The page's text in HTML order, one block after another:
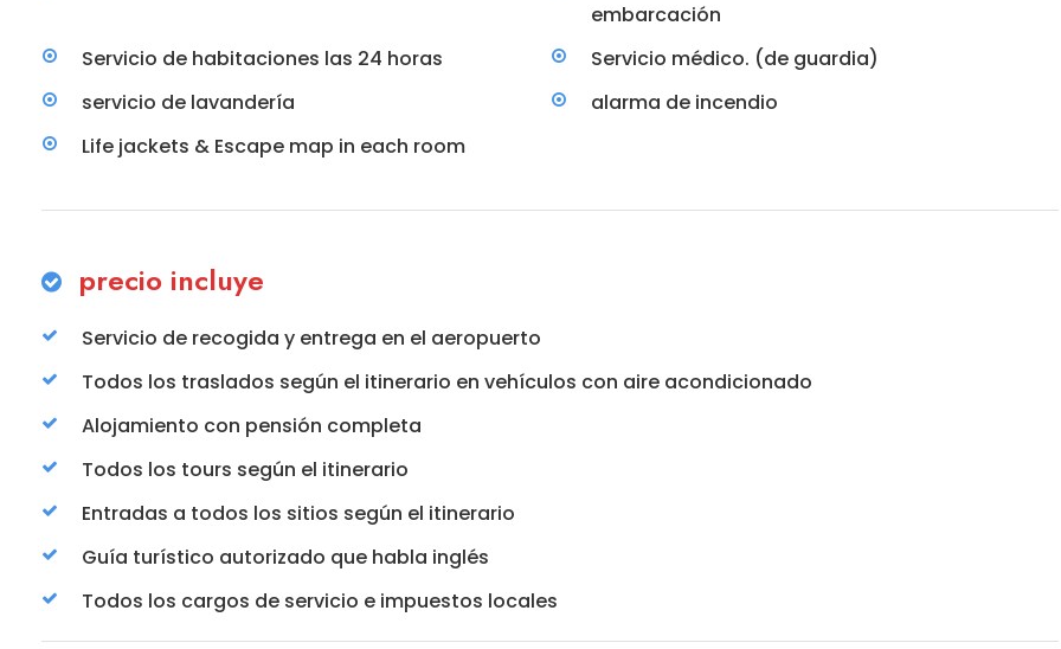
embarcación
Servicio de habitaciones las 24 horas
Servicio médico. (de guardia)
servicio de lavandería
alarma de incendio
Life jackets & Escape map in each room
precio incluye
Servicio de recogida y entrega en el aeropuerto
Todos los traslados según el itinerario en vehículos con aire acondicionado
Alojamiento con pensión completa
Todos los tours según el itinerario
Entradas a todos los sitios según el itinerario
Guía turístico autorizado que habla inglés
Todos los cargos de servicio e impuestos locales